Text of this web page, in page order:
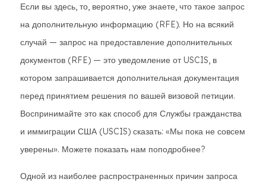
Если вы здесь, то, вероятно, уже знаете, что такое запрос
на дополнительную информацию (RFE). Но на всякий
случай — запрос на предоставление дополнительных
документов (RFE) — это уведомление от USCIS, в
котором запрашивается дополнительная документация
перед принятием решения по вашей визовой петиции.
Воспринимайте это как способ для Службы гражданства
и иммиграции США (USCIS) сказать: «Мы пока не совсем
уверены». Можете показать нам поподробнее?
Одной из наиболее распространенных причин запроса